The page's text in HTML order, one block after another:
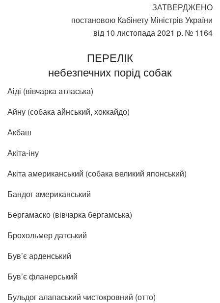
ЗАТВЕРДЖЕНО
постановою Кабінету Міністрів України
від 10 листопада 2021 р. № 1164
ПЕРЕЛІК
небезпечних порід собак
Аіді (вівчарка атласька)
Айну (собака айнський, хоккайдо)
Акбаш
Акіта-іну
Акіта американський (собака великий японський)
Бандог американський
Бергамаско (вівчарка бергамська)
Брохольмер датський
Був’є арденський
Був’є фланерський
Бульдог алапаський чистокровний (отто)